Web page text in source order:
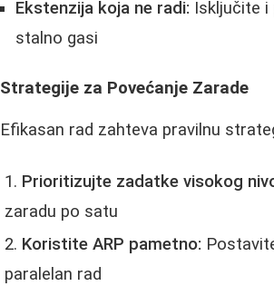
Ekstenzija koja ne radi: Isključite
stalno gasi
Strategije za Povećanje Zarade
Efikasan rad zahteva pravilnu
Prioritizujte zadatke visokog
zaradu po satu
Koristite ARP pametno:
paralelan rad